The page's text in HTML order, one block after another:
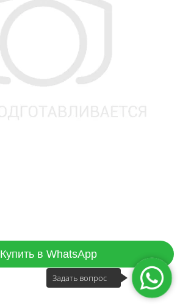
Купить в WhatsApp
Задать вопрос